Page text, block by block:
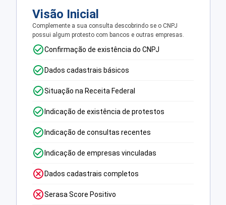
Visão Inicial
Complemente a sua consulta descobrindo se o CNPJ
possui algum protesto com bancos e outras empresas.
Confirmação de existência do CNPJ
Dados cadastrais básicos
Situação na Receita Federal
Indicação de existência de protestos
Indicação de consultas recentes
Indicação de empresas vinculadas
Dados cadastrais completos
Serasa Score Positivo